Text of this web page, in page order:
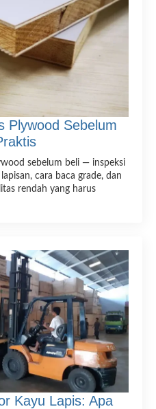
Plywood Sebelum
sebelum beli — inspeksi
cara baca grade, dan
rendah yang harus
Kayu Lapis: Apa